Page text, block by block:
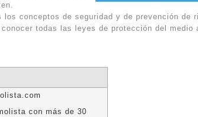
conceptos de seguridad y de prevención de
conocer todas las leyes de protección del medio
con más de 30